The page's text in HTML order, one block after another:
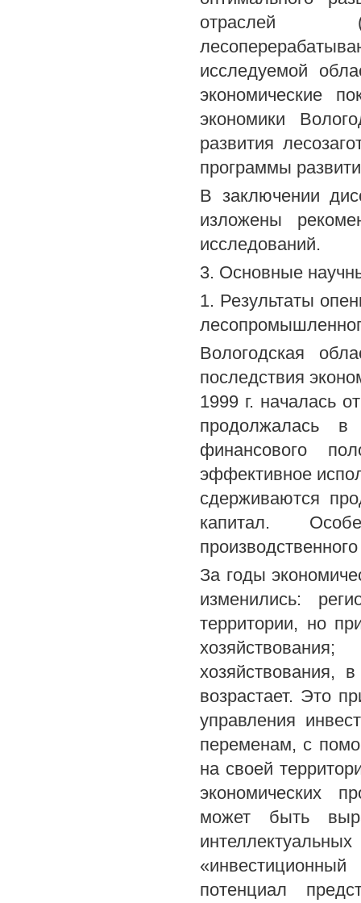
отраслей
исследуемой
экономические
экономики
развития
программы
В заключении
изложены
исследований.
3. Основные
1. Результаты
Вологодская
последствия
1999 г. началась
продолжалась
финансового
эффективное
сдерживаются
капитал.
За годы
изменились:
территории, но
хозяйствования,
возрастает. Это
управления
переменам, с
на своей
экономических
может быть
потенциал